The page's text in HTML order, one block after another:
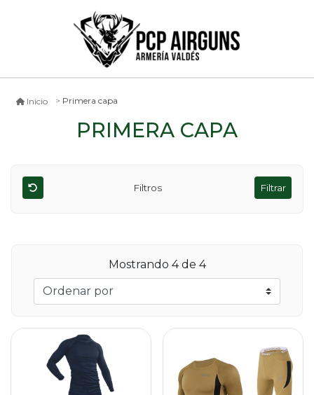
Inicio Primera capa
PRIMERA CAPA
Filtros Filtrar
Mostrando 4de 4